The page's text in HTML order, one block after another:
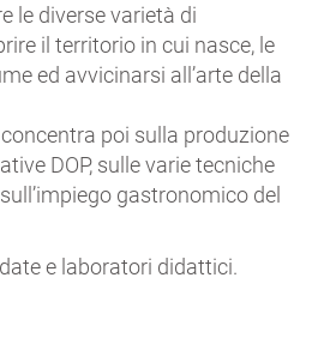
le diverse varietà di
il territorio in cui nasce, le
ed avvicinarsi all’arte della
poi sulla produzione
DOP, sulle varie tecniche
gastronomico del
e laboratori didattici.